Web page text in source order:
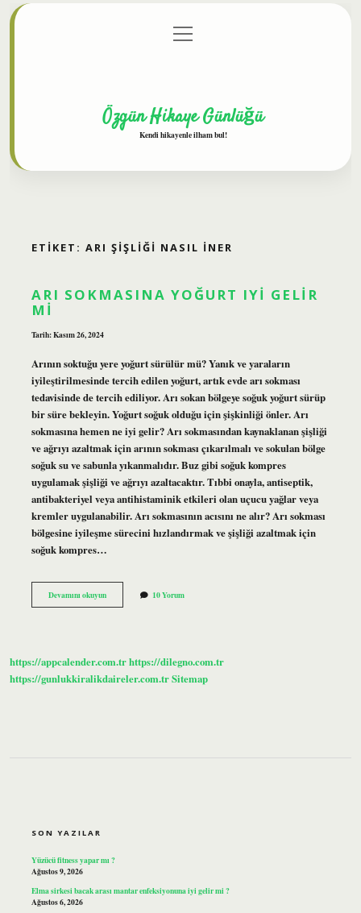
Gizlilik Politikası
menüyü
aç
Özgün Hikaye Günlüğü
Kendi hikayenle ilham bul!
ETIKET: ARI ŞIŞLIĞI NASIL INER
ARI SOKMASINA YOĞURT IYI GELIR
MI
Tarih: Kasım 26, 2024
Arının soktuğu yere yoğurt sürülür mü? Yanık ve yaraların
iyileştirilmesinde tercih edilen yoğurt, artık evde arı sokması
tedavisinde de tercih ediliyor. Arı sokan bölgeye soğuk yoğurt sürüp
bir süre bekleyin. Yoğurt soğuk olduğu için şişkinliği önler. Arı
sokmasına hemen ne iyi gelir? Arı sokmasından kaynaklanan şişliği
ve ağrıyı azaltmak için arının sokması çıkarılmalı ve sokulan bölge
soğuk su ve sabunla yıkanmalıdır. Buz gibi soğuk kompres
uygulamak şişliği ve ağrıyı azaltacaktır. Tıbbi onayla, antiseptik,
antibakteriyel veya antihistaminik etkileri olan uçucu yağlar veya
kremler uygulanabilir. Arı sokmasının acısını ne alır? Arı sokması
bölgesine iyileşme sürecini hızlandırmak ve şişliği azaltmak için
soğuk kompres…
Devamını okuyunArı
Sokmasına
10 Yorum
https://appcalender.com.trhttps://dilegno.com.tr
https://gunlukkiralikdaireler.com.trSitemap
SON YAZILAR
Yüzücü fitness yapar mı ?
Ağustos 9, 2026
Elma sirkesi bacak arası mantar enfeksiyonuna iyi gelir mi ?
Ağustos 6, 2026